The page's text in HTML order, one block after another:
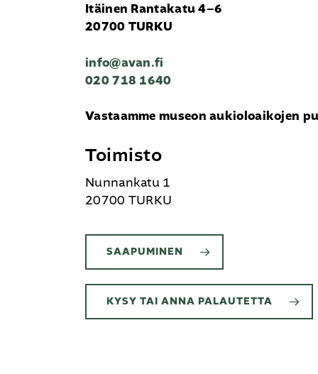
Itäinen Rantakatu 4–6
20700 TURKU
info@avan.fi
020 718 1640
Vastaamme museon aukioloaikojen
Toimisto
Nunnankatu 1
20700 TURKU
SAAPUMINEN
KYSY TAI ANNA PALAUTETTA